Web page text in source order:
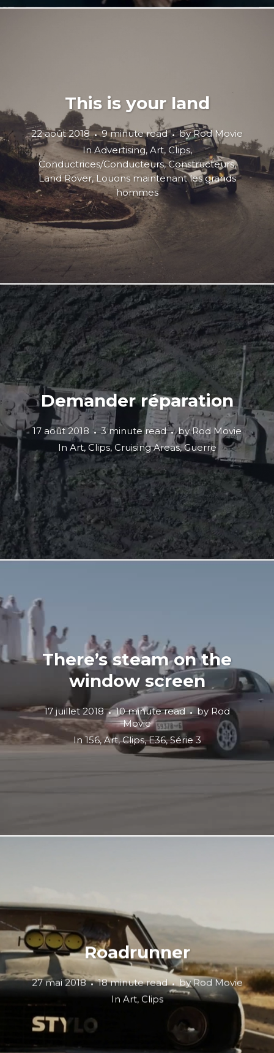
This is your land
22 août 2018 9 minute read byRod Movie
InAdvertising, Art, Clips,
Conductrices/Conducteurs,Constructeurs,
Land Rover, Louons maintenant les grands
hommes
Demander réparation
17 août 2018 3 minute read byRod Movie
In Art, Clips, Cruising Areas,Guerre
There’s steam on the
window screen
17 juillet 2018 10 minute read by Rod
Movie
In156,Art,Clips,E36,Série 3
Roadrunner
27 mai 2018 18 minute read byRod Movie
In Art,Clips